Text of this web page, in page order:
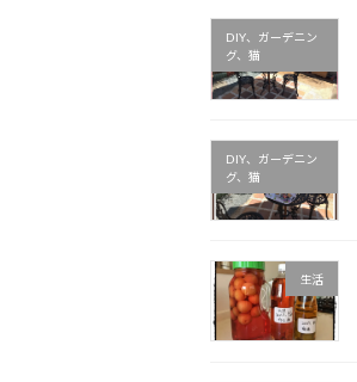
DIY、ガーデニン
グ、猫
DIY、ガーデニン
グ、猫
生活